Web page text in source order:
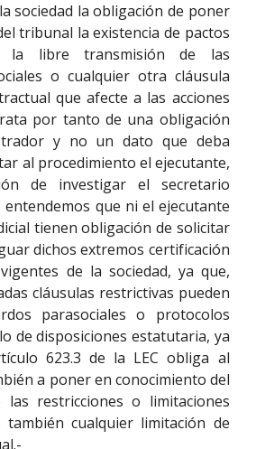
sociedad la obligación de poner
tribunal la existencia de pactos
la libre transmisión de las
o cualquier otra cláusula
que afecte a las acciones
por tanto de una obligación
y no un dato que deba
al procedimiento el ejecutante,
de investigar el secretario
que ni el ejecutante
tienen obligación de solicitar
dichos extremos certificación
de la sociedad, ya que,
cláusulas restrictivas pueden
parasociales o protocolos
de disposiciones estatutaria, ya
623.3 de la LEC obliga al
a poner en conocimiento del
restricciones o limitaciones
cualquier limitación de